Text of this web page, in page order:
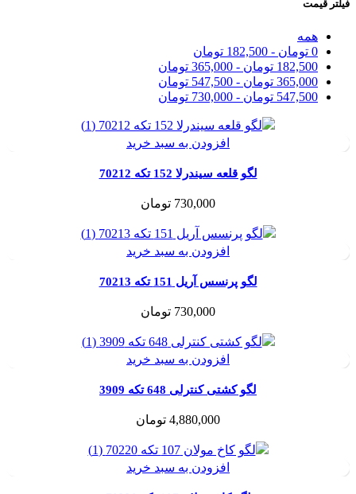
فیلتر قیمت
همه
0 تومان -
182,500 تومان
182,500 تومان -
365,000 تومان
365,000 تومان -
547,500 تومان
547,500 تومان -
730,000 تومان
افزودن به سبد خرید
لگو قلعه سیندرلا 152 تکه 70212
730,000 تومان
افزودن به سبد خرید
لگو پرنسس آریل 151 تکه 70213
730,000 تومان
افزودن به سبد خرید
لگو کشتی کنترلی 648 تکه 3909
4,880,000 تومان
افزودن به سبد خرید